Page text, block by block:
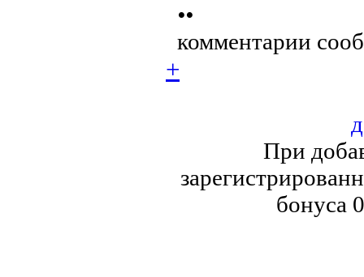
••
комментарии
+
При
бонуса